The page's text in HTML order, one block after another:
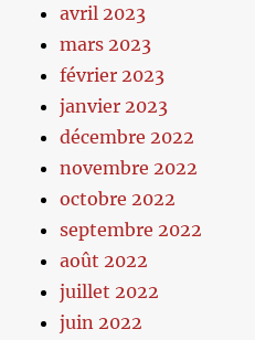
avril 2023
mars 2023
février 2023
janvier 2023
décembre 2022
novembre 2022
octobre 2022
septembre 2022
août 2022
juillet 2022
juin 2022